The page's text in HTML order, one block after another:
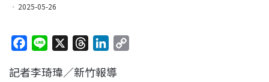
2025-05-26
c
n
r
n
記者李琦瑋／新竹報導